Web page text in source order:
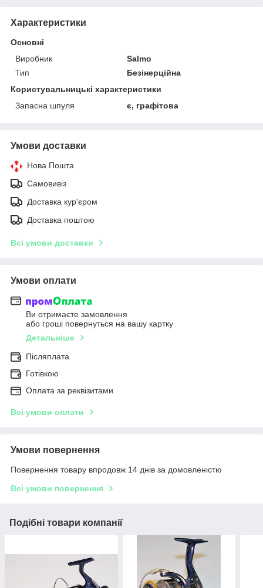
Характеристики
Основні
Виробник
Salmo
Тип
Безінерційна
Користувальницькі характеристики
Запасна шпуля
є, графітова
Умови доставки
Нова Пошта
Самовивіз
Доставка кур'єром
Доставка поштою
Всі умови доставки
Умови оплати
Ви отримаєте замовлення
або гроші повернуться на вашу картку
Детальніше
Післяплата
Готівкою
Оплата за реквізитами
Всі умови оплати
Умови повернення
Повернення товару впродовж 14 днів за домовленістю
Всі умови повернення
Подібні товари компанії